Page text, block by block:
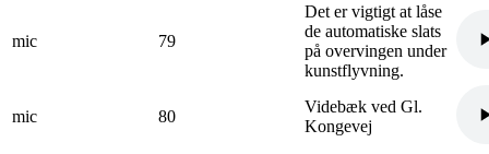
mic 79
Det er vigtigt at låse
de automatiske slats
på overvingen under
kunstflyvning.
mic 80
Videbæk ved Gl.
Kongevej